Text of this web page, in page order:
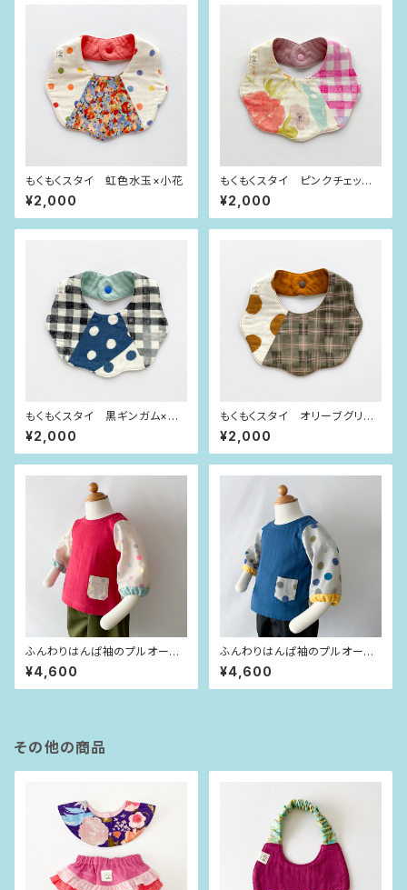
もくもくスタイ 虹色水玉×小花
¥2,000
もくもくスタイ ピンクチェック×
お花
¥2,000
もくもくスタイ 黒ギンガム×イ
ンディゴブルー水玉
¥2,000
もくもくスタイ オリーブグリー
ンチェック×大きな水玉
¥2,000
ふんわりはんぱ袖のプルオーバ
ー ビビッドピンク×dot（80siz
e）
¥4,600
ふんわりはんぱ袖のプルオーバ
ー インディゴブルー×dot（80si
ze）
¥4,600
その他の商品